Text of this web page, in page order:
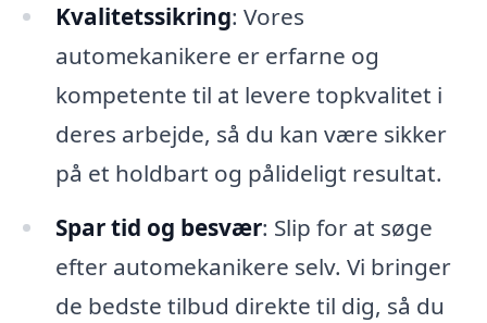
Kvalitetssikring: Vores
automekanikere er erfarne og
kompetente til at levere topkvalitet i
deres arbejde, så du kan være sikker
på et holdbart og pålideligt resultat.
Spar tid og besvær: Slip for at søge
efter automekanikere selv. Vi bringer
de bedste tilbud direkte til dig, så du